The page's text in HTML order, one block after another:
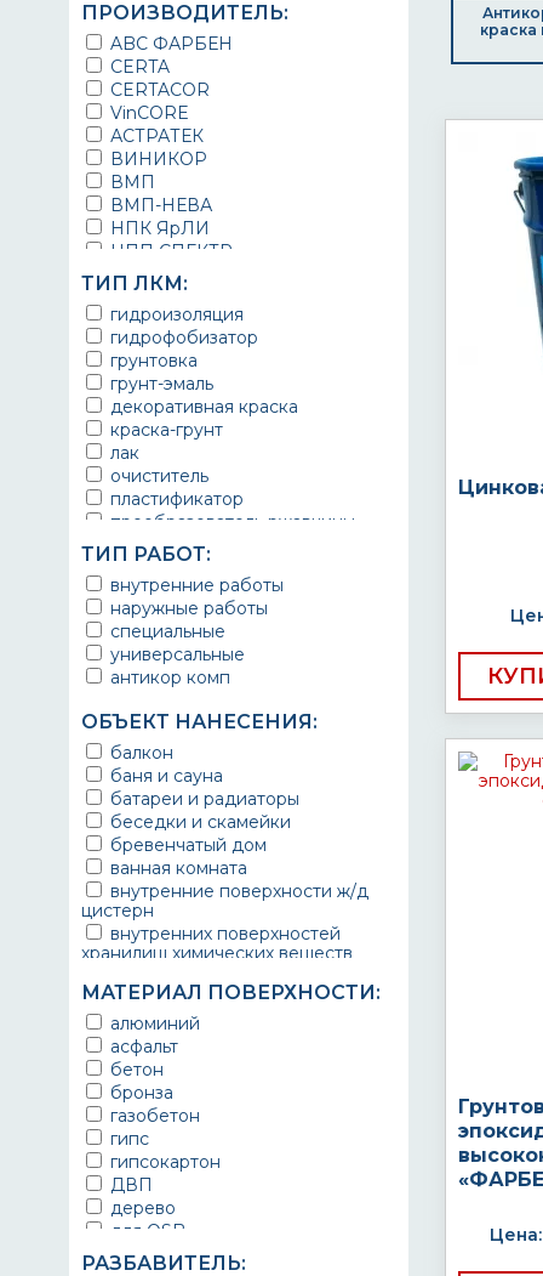
ПРОИЗВОДИТЕЛЬ:
ABC ФАРБЕН
CERTA
CERTACOR
VinCORE
АСТРАТЕК
ВИНИКОР
ВМП
ВМП-НЕВА
НПК ЯрЛИ
НПП СПЕКТР
НПФ ЭМАЛЬ
ТЕРМА
УРЕПЛЕН
ТИП ЛКМ:
гидроизоляция
гидрофобизатор
грунтовка
грунт-эмаль
декоративная краска
краска-грунт
лак
очиститель
пластификатор
преобразователь ржавчины
эмаль
Краска
Покрытие
грунт эмаль
защитное покрытие
ТИП РАБОТ:
внутренние работы
наружные работы
специальные
универсальные
антикор комп
ОБЪЕКТ НАНЕСЕНИЯ:
балкон
баня и сауна
батареи и радиаторы
беседки и скамейки
бревенчатый дом
ванная комната
внутренние поверхности ж/д
цистерн
внутренних поверхностей
хранилищ химических веществ
ворота
выхлопные системы
автомобилей
газопроводы
гараж
гидротехнические сооружения
городской транспорт
грузовые вагоны
двери металлические
детали двигателей
детали машин
МАТЕРИАЛ ПОВЕРХНОСТИ:
алюминий
асфальт
бетон
бронза
газобетон
гипс
гипсокартон
ДВП
дерево
для OSB
для бетона
РАЗБАВИТЕЛЬ:
краска
Цена: